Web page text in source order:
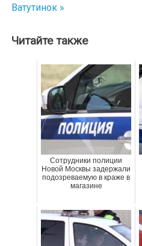
записям
Ватутинок »
Читайте также
Сотрудники полиции
Новой Москвы задержали
подозреваемую в краже в
магазине